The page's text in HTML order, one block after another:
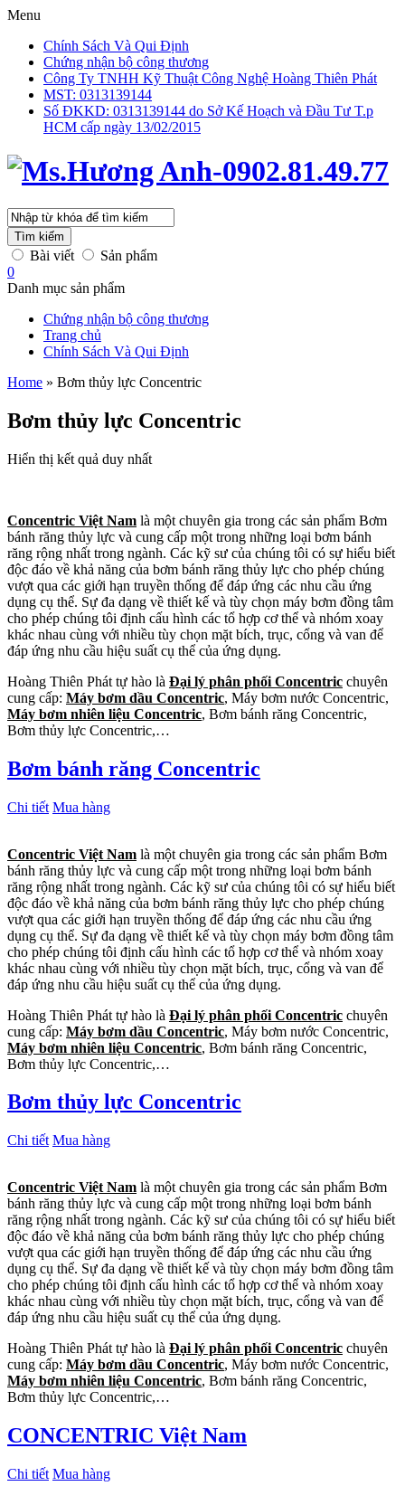
Menu
Chính Sách Và Qui Định
Chứng nhận bộ công thương
Công Ty TNHH Kỹ Thuật Công Nghệ Hoàng Thiên Phát
MST: 0313139144
Số ĐKKD: 0313139144 do Sở Kế Hoạch và Đầu Tư T.p
HCM cấp ngày 13/02/2015
Tìm kiếm
Bài viết
Sản phẩm
0
Danh mục sản phẩm
Chứng nhận bộ công thương
Trang chủ
Chính Sách Và Qui Định
Home » Bơm thủy lực Concentric
Bơm thủy lực Concentric
Hiển thị kết quả duy nhất
Concentric Việt Nam là một chuyên gia trong các sản phẩm Bơm
bánh răng thủy lực và cung cấp một trong những loại bơm bánh
răng rộng nhất trong ngành. Các kỹ sư của chúng tôi có sự hiểu biết
độc đáo về khả năng của bơm bánh răng thủy lực cho phép chúng
vượt qua các giới hạn truyền thống để đáp ứng các nhu cầu ứng
dụng cụ thể. Sự đa dạng về thiết kế và tùy chọn máy bơm đồng tâm
cho phép chúng tôi định cấu hình các tổ hợp cơ thể và nhóm xoay
khác nhau cùng với nhiều tùy chọn mặt bích, trục, cổng và van để
đáp ứng nhu cầu hiệu suất cụ thể của ứng dụng.
Hoàng Thiên Phát tự hào là Đại lý phân phối Concentric chuyên
cung cấp: Máy bơm dầu Concentric, Máy bơm nước Concentric,
Máy bơm nhiên liệu Concentric, Bơm bánh răng Concentric,
Bơm thủy lực Concentric,…
Bơm bánh răng Concentric
Chi tiết Mua hàng
Concentric Việt Nam là một chuyên gia trong các sản phẩm Bơm
bánh răng thủy lực và cung cấp một trong những loại bơm bánh
răng rộng nhất trong ngành. Các kỹ sư của chúng tôi có sự hiểu biết
độc đáo về khả năng của bơm bánh răng thủy lực cho phép chúng
vượt qua các giới hạn truyền thống để đáp ứng các nhu cầu ứng
dụng cụ thể. Sự đa dạng về thiết kế và tùy chọn máy bơm đồng tâm
cho phép chúng tôi định cấu hình các tổ hợp cơ thể và nhóm xoay
khác nhau cùng với nhiều tùy chọn mặt bích, trục, cổng và van để
đáp ứng nhu cầu hiệu suất cụ thể của ứng dụng.
Hoàng Thiên Phát tự hào là Đại lý phân phối Concentric chuyên
cung cấp: Máy bơm dầu Concentric, Máy bơm nước Concentric,
Máy bơm nhiên liệu Concentric, Bơm bánh răng Concentric,
Bơm thủy lực Concentric,…
Bơm thủy lực Concentric
Chi tiết Mua hàng
Concentric Việt Nam là một chuyên gia trong các sản phẩm Bơm
bánh răng thủy lực và cung cấp một trong những loại bơm bánh
răng rộng nhất trong ngành. Các kỹ sư của chúng tôi có sự hiểu biết
độc đáo về khả năng của bơm bánh răng thủy lực cho phép chúng
vượt qua các giới hạn truyền thống để đáp ứng các nhu cầu ứng
dụng cụ thể. Sự đa dạng về thiết kế và tùy chọn máy bơm đồng tâm
cho phép chúng tôi định cấu hình các tổ hợp cơ thể và nhóm xoay
khác nhau cùng với nhiều tùy chọn mặt bích, trục, cổng và van để
đáp ứng nhu cầu hiệu suất cụ thể của ứng dụng.
Hoàng Thiên Phát tự hào là Đại lý phân phối Concentric chuyên
cung cấp: Máy bơm dầu Concentric, Máy bơm nước Concentric,
Máy bơm nhiên liệu Concentric, Bơm bánh răng Concentric,
Bơm thủy lực Concentric,…
CONCENTRIC Việt Nam
Chi tiết Mua hàng